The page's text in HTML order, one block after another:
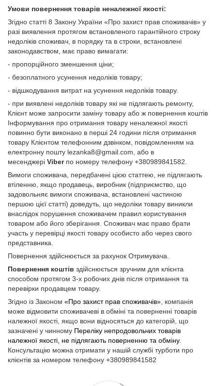
Умови повернення товарів неналежної якості:
Згідно статті 8 Закону України «Про захист прав споживачів» у
разі виявлення протягом встановленого гарантійного строку
недоліків споживач, в порядку та в строки, встановлені
законодавством, має право вимагати:
- пропорційного зменшення ціни;
- безоплатного усунення недоліків товару;
- відшкодування витрат на усунення недоліків товару.
- при виявлені недоліків товару які не підлягають ремонту,
Клієнт може запросити заміну товару або ж повернення коштів
Інформування про отримання товару неналежної якості
повинно бути виконано в перші 24 години після отримання
товару Клієнтом телефонним дзвінком, повідомленням на
електронну пошту lezanka8@gmail.com, або в
месенджері Viberпо номеру телефону +380989841582.
Вимоги споживача, передбачені цією статтею, не підлягають
втіленню, якщо продавець, виробник (підприємство, що
задовольняє вимоги споживача, встановлені частиною
першою цієї статті) доведуть, що недоліки товару виникли
внаслідок порушення споживачем правил користування
товаром або його зберігання. Споживач має право брати
участь у перевірці якості товару особисто або через свого
представника.
Повернення здійснюється за рахунок Отримувача.
Повернення коштів здійснюється зручним для клієнта
способом протягом 3-х робочих днів після отримання та
перевірки продавцем товару.
Згідно із Законом «Про захист прав споживачів» , компанія
може відмовити споживачеві в обміні та поверненні товарів
належної якості, якщо вони відносяться до категорій, що
зазначені у чинному Переліку непродовольчих товарів
належної якості, не підлягають поверненню та обміну.
Консультацію можна отримати у нашій службі турботи про
клієнтів за номером телефону +380989841582